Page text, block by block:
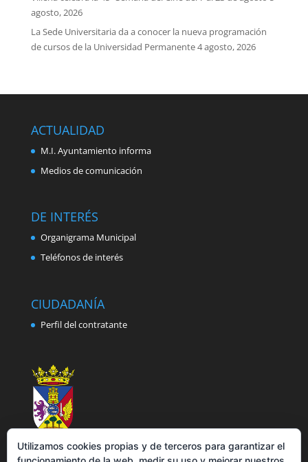
agosto, 2026
La Sede Universitaria da a conocer la nueva programación
de cursos de la Universidad Permanente4 agosto, 2026
ACTUALIDAD
M.I. Ayuntamiento informa
Medios de comunicación
DE INTERÉS
Organigrama Municipal
Teléfonos de interés
CIUDADANÍA
Perfil del contratante
Utilizamos cookies propias y de terceros para garantizar el